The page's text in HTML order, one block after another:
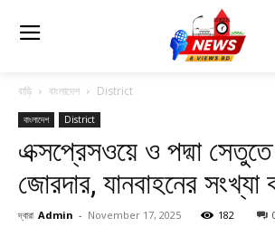
বাড়ি বাংলাদেশ District
বাংলাদেশ District
এক্সপ্রেসওয়ে ও পদ্মা
জোরদার, যানবাহনের সংখ্যা
দ্বারা Admin - November 17, 2025 182